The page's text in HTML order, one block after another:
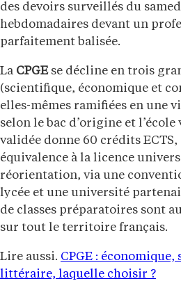
des devoirs surveillés du
hebdomadaires devant un
parfaitement balisée.
La CPGEse décline en trois
(scientifique, économique et
elles-mêmes ramifiées en une
selon le bac d’origine et l’école
validée donne 60 crédits
équivalence à la licence
réorientation, via une
lycée et une université
de classes préparatoires sont
sur tout le territoire français.
Lire aussi. CPGE :
littéraire, laquelle choisir ?